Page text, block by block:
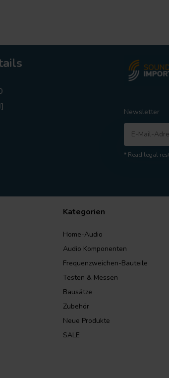
Newsletter
* Read legal
Kategorien
Home-Audio
Audio Komponenten
Frequenzweichen-Bauteile
Testen & Messen
Bausätze
Zubehör
Neue Produkte
SALE